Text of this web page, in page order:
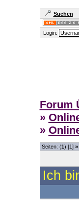
Suchen
Login:
Forum
»
»
Seiten: (1) [1] »
Ich